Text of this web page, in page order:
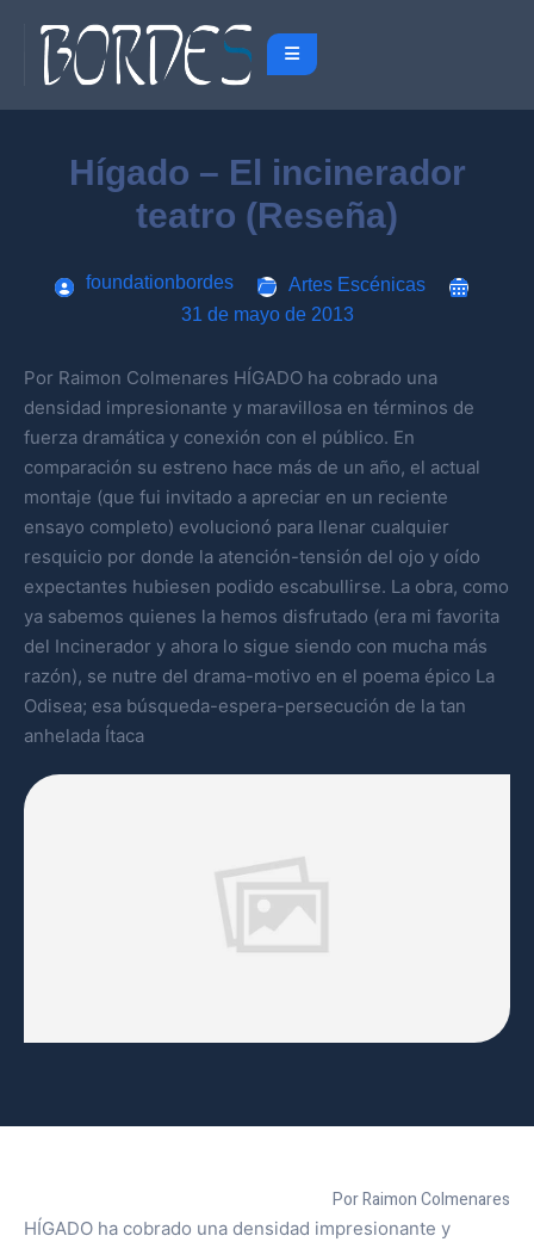
Hígado – El incinerador
teatro (Reseña)
foundationbordes
Artes Escénicas
31 de mayo de 2013
Por Raimon Colmenares HÍGADO ha cobrado una
densidad impresionante y maravillosa en términos de
fuerza dramática y conexión con el público. En
comparación su estreno hace más de un año, el actual
montaje (que fui invitado a apreciar en un reciente
ensayo completo) evolucionó para llenar cualquier
resquicio por donde la atención-tensión del ojo y oído
expectantes hubiesen podido escabullirse. La obra, como
ya sabemos quienes la hemos disfrutado (era mi favorita
del Incinerador y ahora lo sigue siendo con mucha más
razón), se nutre del drama-motivo en el poema épico La
Odisea; esa búsqueda-espera-persecución de la tan
anhelada Ítaca
Por Raimon Colmenares
HÍGADO ha cobrado una densidad impresionante y